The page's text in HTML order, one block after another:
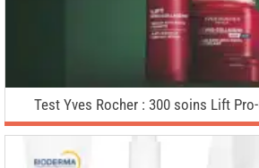
Test Yves Rocher : 300 soins Lift